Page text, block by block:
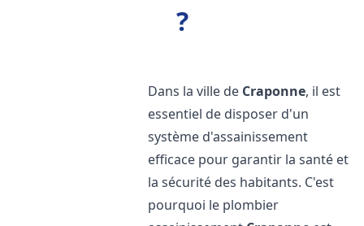
?
Dans la ville de Craponne, il est
essentiel de disposer d'un
système d'assainissement
efficace pour garantir la santé et
la sécurité des habitants. C'est
pourquoi le plombier